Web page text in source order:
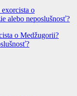
o
alebo neposlušnosť?
o Medžugorii?